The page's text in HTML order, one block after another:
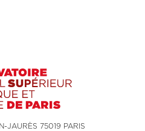
JAURÈS 75019 PARIS